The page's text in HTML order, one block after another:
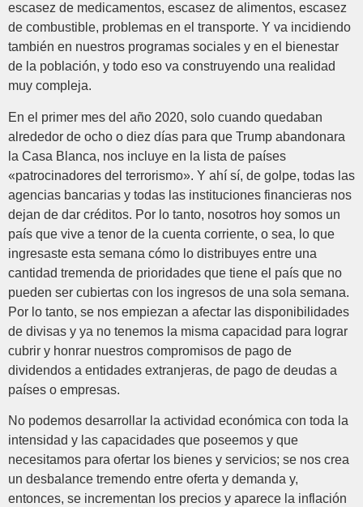
escasez de medicamentos, escasez de alimentos, escasez
de combustible, problemas en el transporte. Y va incidiendo
también en nuestros programas sociales y en el bienestar
de la población, y todo eso va construyendo una realidad
muy compleja.
En el primer mes del año 2020, solo cuando quedaban
alrededor de ocho o diez días para que Trump abandonara
la Casa Blanca, nos incluye en la lista de países
«patrocinadores del terrorismo». Y ahí sí, de golpe, todas las
agencias bancarias y todas las instituciones financieras nos
dejan de dar créditos. Por lo tanto, nosotros hoy somos un
país que vive a tenor de la cuenta corriente, o sea, lo que
ingresaste esta semana cómo lo distribuyes entre una
cantidad tremenda de prioridades que tiene el país que no
pueden ser cubiertas con los ingresos de una sola semana.
Por lo tanto, se nos empiezan a afectar las disponibilidades
de divisas y ya no tenemos la misma capacidad para lograr
cubrir y honrar nuestros compromisos de pago de
dividendos a entidades extranjeras, de pago de deudas a
países o empresas.
No podemos desarrollar la actividad económica con toda la
intensidad y las capacidades que poseemos y que
necesitamos para ofertar los bienes y servicios; se nos crea
un desbalance tremendo entre oferta y demanda y,
entonces, se incrementan los precios y aparece la inflación